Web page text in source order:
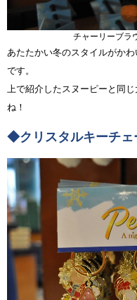
チャーリーブラ
あたたかい冬のスタイルがか
です。
上で紹介したスヌーピーと同
ね！
◆クリスタルキーチェ